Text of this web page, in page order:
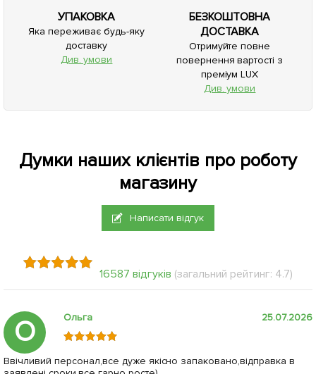
УПАКОВКА
Яка переживає будь-яку
доставку
Див. умови
БЕЗКОШТОВНА
ДОСТАВКА
Отримуйте повне
повернення вартості з
преміум LUX
Див. умови
Думки наших клієнтів про роботу
магазину
Написати відгук
16587 відгуків (загальний рейтинг: 4.7)
О Ольга 25.07.2026
Ввічливий персонал,все дуже якісно запаковано,відправка в